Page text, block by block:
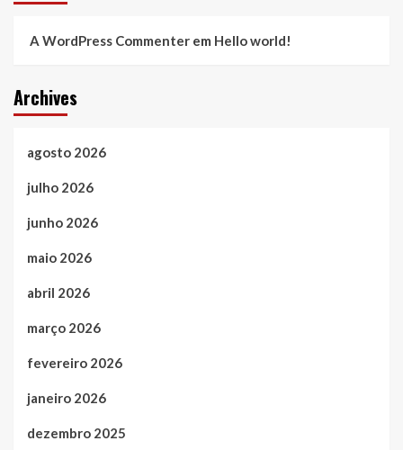
A WordPress Commenter em Hello world!
Archives
agosto 2026
julho 2026
junho 2026
maio 2026
abril 2026
março 2026
fevereiro 2026
janeiro 2026
dezembro 2025